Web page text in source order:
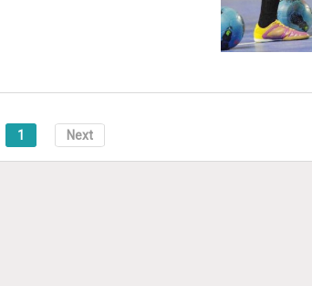
1 Next